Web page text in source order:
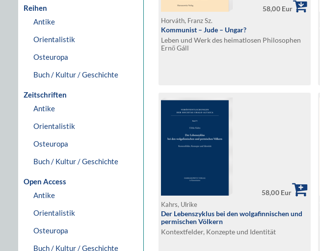
Reihen
Antike
Orientalistik
Osteuropa
Buch / Kultur / Geschichte
Zeitschriften
Antike
Orientalistik
Osteuropa
Buch / Kultur / Geschichte
Open Access
Antike
Orientalistik
Osteuropa
Buch / Kultur / Geschichte
58,00 Eur
Horváth, Franz Sz.
Kommunist – Jude – Ungar?
Leben und Werk des heimatlosen Philosophen
Ernő Gáll
58,00 Eur
Kahrs, Ulrike
Der Lebenszyklus bei den wolgafinnischen und
permischen Völkern
Kontextfelder, Konzepte und Identität